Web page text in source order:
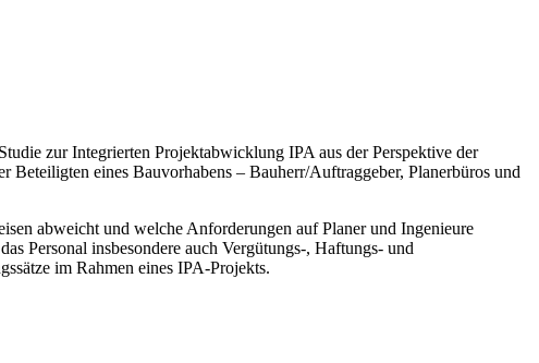
zur Integrierten Projektabwicklung IPA aus der Perspektive der
eines Bauvorhabens – Bauherr/Auftraggeber, Planerbüros und
abweicht und welche Anforderungen auf Planer und Ingenieure
Personal insbesondere auch Vergütungs-, Haftungs- und
im Rahmen eines IPA-Projekts.